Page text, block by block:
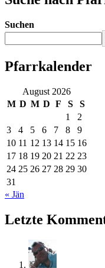
Suchen
Pfarrkalender
August 2026
M D M D F S
S
1
2
3
4 5 6 7 8
9
10 11 12 13 14 15 16
17 18 19 20 21 22 23
24 25 26 27 28 29 30
31
« Jän
Letzte